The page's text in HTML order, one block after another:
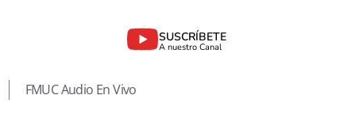
SUSCRÍBETE
A nuestro Canal
FMUC Audio En Vivo